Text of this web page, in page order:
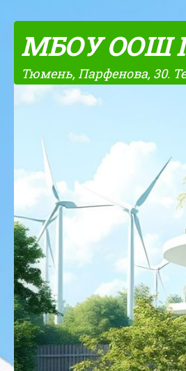
Skip to content
МБОУ ООШ
Тюмень, Парфенова, 30.